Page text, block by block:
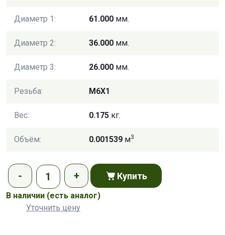
Диаметр 1: 61.000 мм.
Диаметр 2: 36.000 мм.
Диаметр 3: 26.000 мм.
Резьба: M6X1
Вес: 0.175 кг.
Объём: 0.001539 м3
Купить
В наличии (есть аналог)
Уточнить цену